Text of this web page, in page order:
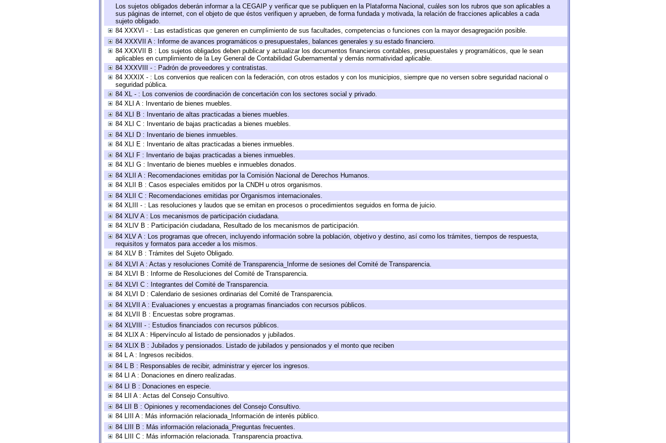
Los sujetos obligados deberán informar a la CEGAIP y verificar que se publiquen en la Plataforma Nacional, cuáles son los rubros que son aplicables a
sus páginas de internet, con el objeto de que éstos verifiquen y aprueben, de forma fundada y motivada, la relación de fracciones aplicables a cada
sujeto obligado.
84 XXXVI - : Las estadísticas que generen en cumplimiento de sus facultades, competencias o funciones con la mayor desagregación posible.
84 XXXVII A : Informe de avances programáticos o presupuestales, balances generales y su estado financiero.
84 XXXVII B : Los sujetos obligados deben publicar y actualizar los documentos financieros contables, presupuestales y programáticos, que le sean
aplicables en cumplimiento de la Ley General de Contabilidad Gubernamental y demás normatividad aplicable.
84 XXXVIII - : Padrón de proveedores y contratistas.
84 XXXIX - : Los convenios que realicen con la federación, con otros estados y con los municipios, siempre que no versen sobre seguridad nacional o
seguridad pública.
84 XL - : Los convenios de coordinación de concertación con los sectores social y privado.
84 XLI A : Inventario de bienes muebles.
84 XLI B : Inventario de altas practicadas a bienes muebles.
84 XLI C : Inventario de bajas practicadas a bienes muebles.
84 XLI D : Inventario de bienes inmuebles.
84 XLI E : Inventario de altas practicadas a bienes inmuebles.
84 XLI F : Inventario de bajas practicadas a bienes inmuebles.
84 XLI G : Inventario de bienes muebles e inmuebles donados.
84 XLII A : Recomendaciones emitidas por la Comisión Nacional de Derechos Humanos.
84 XLII B : Casos especiales emitidos por la CNDH u otros organismos.
84 XLII C : Recomendaciones emitidas por Organismos internacionales.
84 XLIII - : Las resoluciones y laudos que se emitan en procesos o procedimientos seguidos en forma de juicio.
84 XLIV A : Los mecanismos de participación ciudadana.
84 XLIV B : Participación ciudadana, Resultado de los mecanismos de participación.
84 XLV A : Los programas que ofrecen, incluyendo información sobre la población, objetivo y destino, así como los trámites, tiempos de respuesta,
requisitos y formatos para acceder a los mismos.
84 XLV B : Trámites del Sujeto Obligado.
84 XLVI A : Actas y resoluciones Comité de Transparencia_Informe de sesiones del Comité de Transparencia.
84 XLVI B : Informe de Resoluciones del Comité de Transparencia.
84 XLVI C : Integrantes del Comité de Transparencia.
84 XLVI D : Calendario de sesiones ordinarias del Comité de Transparencia.
84 XLVII A : Evaluaciones y encuestas a programas financiados con recursos públicos.
84 XLVII B : Encuestas sobre programas.
84 XLVIII - : Estudios financiados con recursos públicos.
84 XLIX A : Hipervínculo al listado de pensionados y jubilados.
84 XLIX B : Jubilados y pensionados. Listado de jubilados y pensionados y el monto que reciben
84 L A : Ingresos recibidos.
84 L B : Responsables de recibir, administrar y ejercer los ingresos.
84 LI A : Donaciones en dinero realizadas.
84 LI B : Donaciones en especie.
84 LII A : Actas del Consejo Consultivo.
84 LII B : Opiniones y recomendaciones del Consejo Consultivo.
84 LIII A : Más información relacionada_Información de interés público.
84 LIII B : Más información relacionada_Preguntas frecuentes.
84 LIII C : Más información relacionada. Transparencia proactiva.